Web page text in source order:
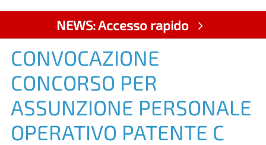
NEWS: Accesso rapido
CONVOCAZIONE
CONCORSO PER
ASSUNZIONE PERSONALE
OPERATIVO PATENTE C